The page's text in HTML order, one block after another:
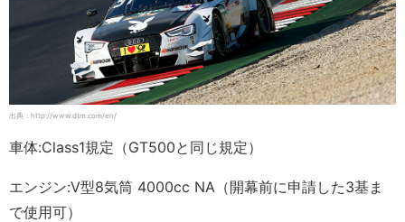
出典：http://www.dtm.com/en/
車体:Class1規定（GT500と同じ規定）
エンジン:V型8気筒 4000cc NA（開幕前に申請した3基ま
で使用可）